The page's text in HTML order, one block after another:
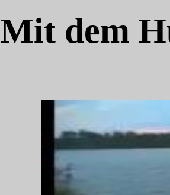
Mit dem